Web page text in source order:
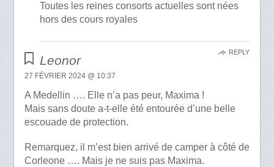
Toutes les reines consorts actuelles sont nées
hors des cours royales
Leonor
27 FÉVRIER 2024 @ 10:37
A Medellin …. Elle n’a pas peur, Maxima !
Mais sans doute a-t-elle été entourée d’une belle
escouade de protection.
Remarquez, il m’est bien arrivé de camper à côté de
Corleone …. Mais je ne suis pas Maxima.
REPLY